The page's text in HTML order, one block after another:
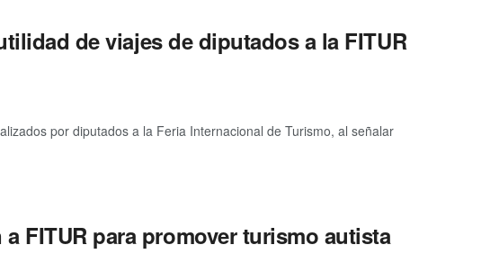
de viajes de diputados a la FITUR
por diputados a la Feria Internacional de Turismo, al señalar
FITUR para promover turismo autista